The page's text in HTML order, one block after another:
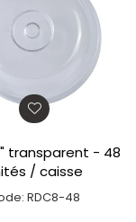
transparent - 48
/ caisse
RDC8-48